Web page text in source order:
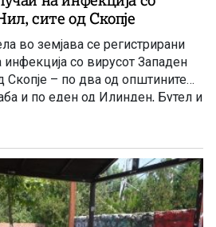
сите од Скопје
во земјава се регистрирани
со вирусот Западен
Скопје – по два од општините
и по еден од Илинден, Бутел и
лица се на возраст од 60
за здравство.